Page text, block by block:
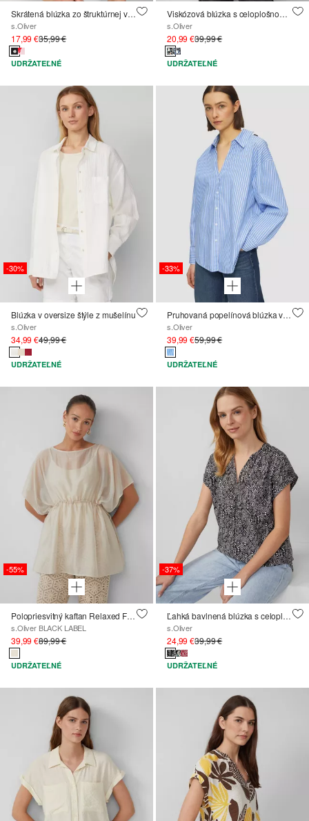
Skrátená blúzka zo štruktúrnej viskózovej zmesi
s.Oliver
17,99 €35,99 €
UDRŽATEĽNÉ
Viskózová blúzka s celoplošnou potlačou
s.Oliver
20,99 €39,99 €
UDRŽATEĽNÉ
-30%
Blúzka v oversize štýle z mušelínu
s.Oliver
34,99 €49,99 €
UDRŽATEĽNÉ
-33%
Pruhovaná popelínová blúzka voľného strihu s detailom mašle
s.Oliver
39,99 €59,99 €
UDRŽATEĽNÉ
-55%
Polopriesvitný kaftan Relaxed Fit so sťahovacou šnúrkou
s.Oliver BLACK LABEL
39,99 €89,99 €
UDRŽATEĽNÉ
-37%
Ľahká bavlnená blúzka s celoplošnou potlačou
s.Oliver
24,99 €39,99 €
UDRŽATEĽNÉ